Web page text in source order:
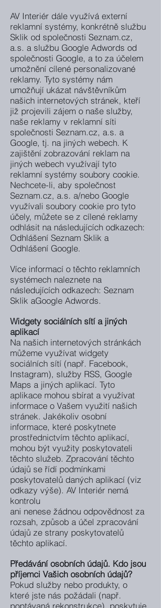
AV Interiér dále využívá externí
reklamní systémy, konkrétně službu
Sklik od společnosti Seznam.cz,
a.s. a službu Google Adwords od
společnosti Google, a to za účelem
umožnění cílené personalizované
reklamy. Tyto systémy nám
umožňují ukázat návštěvníkům
našich internetových stránek, kteří
již projevili zájem o naše služby,
naše reklamy v reklamní síti
společnosti Seznam.cz, a.s. a
Google, tj. na jiných webech. K
zajištění zobrazování reklam na
jiných webech využívají tyto
reklamní systémy soubory cookie.
Nechcete-li, aby společnost
Seznam.cz, a.s. a/nebo Google
využívali soubory cookie pro tyto
účely, můžete se z cílené reklamy
odhlásit na následujících odkazech:
Odhlášení Seznam Sklik a
Odhlášení Google.
Více informací o těchto reklamních
systémech naleznete na
následujících odkazech: Seznam
Sklik aGoogle Adwords.
Widgety sociálních sítí a jiných
aplikací
Na našich internetových stránkách
můžeme využívat widgety
sociálních sítí (např. Facebook,
Instagram), služby RSS, Google
Maps a jiných aplikací. Tyto
aplikace mohou sbírat a využívat
informace o Vašem využití našich
stránek. Jakékoliv osobní
informace, které poskytnete
prostřednictvím těchto aplikací,
mohou být využity poskytovateli
těchto služeb. Zpracování těchto
údajů se řídí podmínkami
poskytovatelů daných aplikací (viz
odkazy výše). AV Interiér nemá
kontrolu
ani nenese žádnou odpovědnost za
rozsah, způsob a účel zpracování
údajů ze strany poskytovatelů
těchto aplikací.
Předávání osobních údajů. Kdo jsou
příjemci Vašich osobních údajů?
Pokud služby nebo produkty, o
které jste nás požádali (např.
poptávaná rekonstrukce), poskytuje